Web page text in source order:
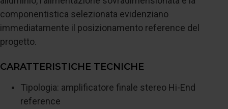
componentistica selezionata evidenziano
immediatamente il posizionamento reference del
progetto.
CARATTERISTICHE TECNICHE
Tipologia: amplificatore finale stereo Hi-End
reference